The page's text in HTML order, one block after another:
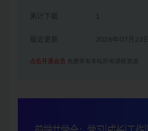
累计下载 1
2026年07月23日
点击开通会员 免费享有本站所有课程资源